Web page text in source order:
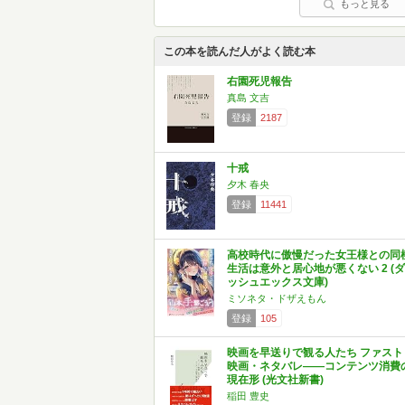
もっと見る
この本を読んだ人がよく読む本
右園死児報告
真島 文吉
登録
2187
十戒
夕木 春央
登録
11441
高校時代に傲慢だった女王様との同
生活は意外と居心地が悪くない 2 (ダ
ッシュエックス文庫)
ミソネタ・ドザえもん
登録
105
映画を早送りで観る人たち ファスト
映画・ネタバレ――コンテンツ消費
現在形 (光文社新書)
稲田 豊史